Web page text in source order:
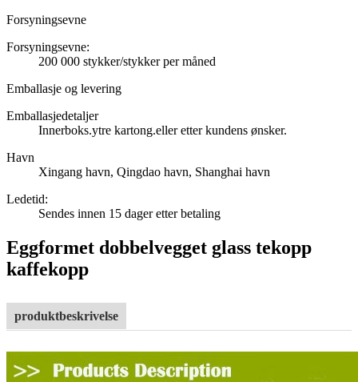
Forsyningsevne
Forsyningsevne:
200 000 stykker/stykker per måned
Emballasje og levering
Emballasjedetaljer
Innerboks.ytre kartong.eller etter kundens ønsker.
Havn
Xingang havn, Qingdao havn, Shanghai havn
Ledetid:
Sendes innen 15 dager etter betaling
Eggformet dobbelvegget glass tekopp
kaffekopp
produktbeskrivelse